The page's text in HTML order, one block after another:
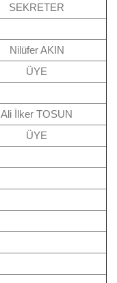
SEKRETER
Nilüfer AKIN
ÜYE
Ali İlker TOSUN
ÜYE